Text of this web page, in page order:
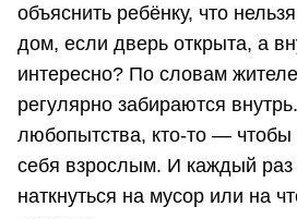
объяснить ребёнку, что
дом, если дверь открыта, а
интересно? По словам
регулярно забираются
любопытства, кто-то — чтобы
себя взрослым. И каждый раз
наткнуться на мусор или на